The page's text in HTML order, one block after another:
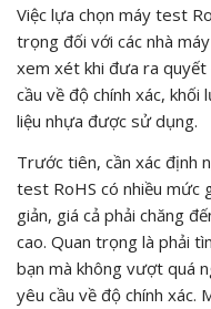
Việc lựa chọn máy test
trọng đối với các nhà
xem xét khi đưa ra quyết
cầu về độ chính xác,
liệu nhựa được sử dụng.
Trước tiên, cần xác định
test RoHS có nhiều mức
giản, giá cả phải chăng
cao. Quan trọng là phải
bạn mà không vượt quá
yêu cầu về độ chính xác.